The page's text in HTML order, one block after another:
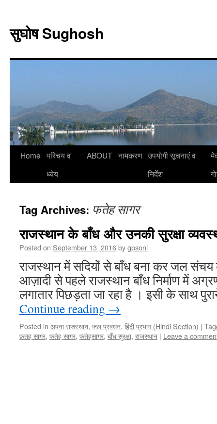
content
सुघोष Sughosh
Home परिचय व
ध्येय
ABOUT नामकरण उपयोगी सूचनाएं व
निर्देश
Tag Archives: फतेह सागर
राजस्थान के बाँध और उनकी सुरक्षा
Posted on September 13, 2016bygpsoni
राजस्थान में सदियों से बाँध बना कर जल संचय
आज़ादी से पहले राजस्थान बाँध निर्माण में
लगातार पिछड़ता जा रहा है । इसी के साथ
Continue reading →
Posted in अपना राजस्थान, जल प्रबंधन, हिंदी प्रभाग (Hindi Section) |
फ़तह सागर, फतेह सागर, फतेहसागर, बाँध सुरक्षा, राजस्थान | Leave a